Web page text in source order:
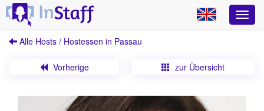
Alle Hosts / Hostessen in Passau
Vorherige zur Übersicht